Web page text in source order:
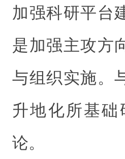
加强科研平台
是加强主攻方
与组织实施。
升地化所基
论。